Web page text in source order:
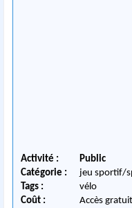
Activité :
Public
Catégorie :
jeu sportif/
Tags :
vélo
Coût :
Accès